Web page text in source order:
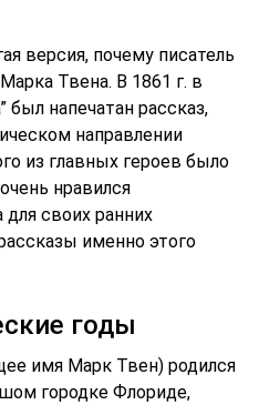
версия, почему писатель
Твена. В 1861 г. в
был напечатан рассказ,
направлении
из главных героев было
нравился
своих ранних
именно этого
годы
имя Марк Твен) родился
городке Флориде,